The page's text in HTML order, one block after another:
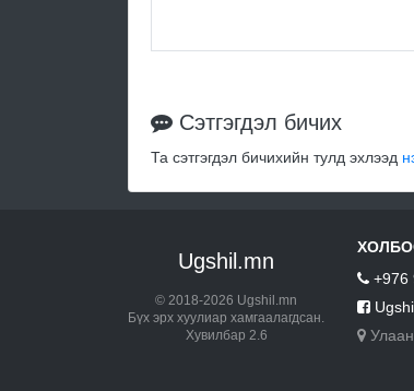
Сэтгэгдэл бичих
Та сэтгэгдэл бичихийн тулд эхлээд
Ugshil.mn
© 2018-2026 Ugshil.mn
Бүх эрх хуулиар хамгаалагдсан.
Хувилбар 2.6
+976